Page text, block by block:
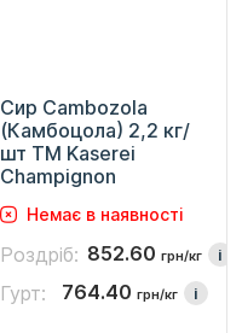
Сир Cambozola
(Камбоцола) 2,2 кг/
шт ТМ Kaserei
Champignon
Немає в наявності
Роздріб: 852.60 грн/кг i
Гурт: 764.40 грн/кг i